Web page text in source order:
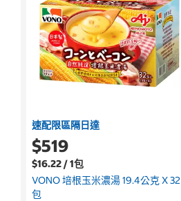
速配限區隔日達
$519
$16.22 / 1包
VONO 培根玉米濃湯 19.4公克 X 32
包